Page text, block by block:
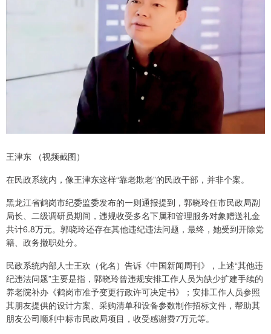
王津东 （视频截图）
在民政系统内，像王津东这样“靠老欺老”的民政干部，并非个案。
黑龙江省鹤岗市纪委监委发布的一则通报提到，郭晓玲任市民政局副
局长、二级调研员期间，违规收受多名下属和管理服务对象赠送礼金
共计6.8万元。郭晓玲还存在其他违纪违法问题，最终，她受到开除党
籍、政务撤职处分。
民政系统内部人士王欢（化名）告诉《中国新闻周刊》，上述“其他违
纪违法问题”主要是指，郭晓玲曾违规安排工作人员为缺少扩建手续的
养老院补办《鹤岗市准予变更行政许可决定书》；安排工作人员参照
其朋友提供的设计方案、采购清单和设备参数制作招标文件，帮助其
朋友公司顺利中标市民政局项目，收受感谢费7万元等。